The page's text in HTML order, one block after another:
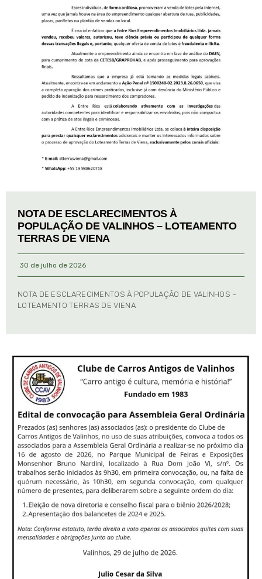
NOTA DE ESCLARECIMENTOS À
POPULAÇÃO DE VALINHOS – LOTEAMENTO
TERRAS DE VIENA
30 de julho de 2026
NOTA DE ESCLARECIMENTOS À POPULAÇÃO DE VALINHOS –
LOTEAMENTO TERRAS DE VIENA